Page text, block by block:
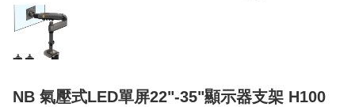
NB 氣壓式LED單屏22"-35"顯示器支架 H100